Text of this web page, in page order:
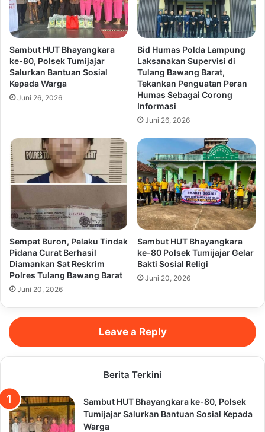
Sambut HUT Bhayangkara
ke-80, Polsek Tumijajar
Salurkan Bantuan Sosial
Kepada Warga
Juni 26, 2026
Bid Humas Polda Lampung
Laksanakan Supervisi di
Tulang Bawang Barat,
Tekankan Penguatan Peran
Humas Sebagai Corong
Informasi
Juni 26, 2026
Sempat Buron, Pelaku Tindak
Pidana Curat Berhasil
Diamankan Sat Reskrim
Polres Tulang Bawang Barat
Juni 20, 2026
Sambut HUT Bhayangkara
ke-80 Polsek Tumijajar Gelar
Bakti Sosial Religi
Juni 20, 2026
Leave a Reply
Berita Terkini
Sambut HUT Bhayangkara ke-80, Polsek
Tumijajar Salurkan Bantuan Sosial Kepada
Warga